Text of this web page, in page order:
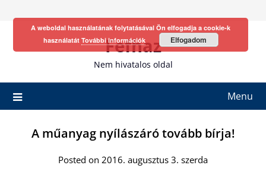
Fefhaz
Nem hivatalos oldal
Menu
A műanyag nyílászáró tovább bírja!
Posted on 2016. augusztus 3. szerda
A weboldal használatának folytatásával Ön elfogadja a cookie-k
használatát További információk Elfogadom